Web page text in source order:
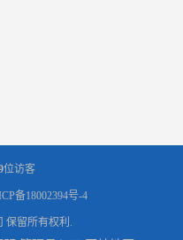
位访客
备18002394号-4
保留所有权利.